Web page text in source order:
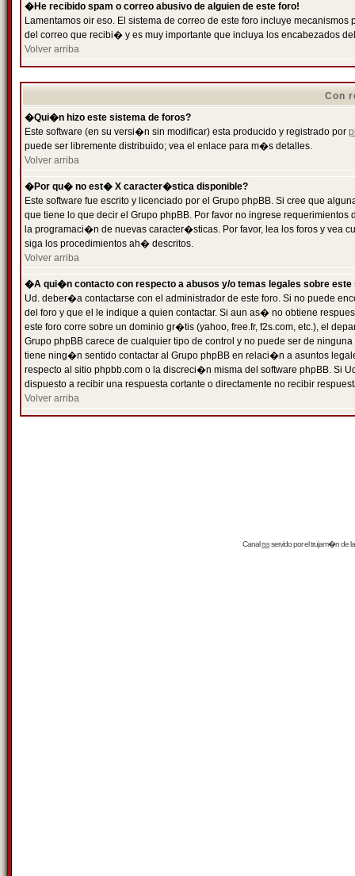
�He recibido spam o correo abusivo de alguien de este foro!
Lamentamos oir eso. El sistema de correo de este foro incluye
del correo que recibi� y es muy importante que incluya los encabezados
Volver arriba
Con
�Qui�n hizo este sistema de foros?
Este software (en su versi�n sin modificar) esta producido y registrado por
puede ser libremente distribuido; vea el enlace para m�s detalles.
Volver arriba
�Por qu� no est� X caracter�stica disponible?
Este software fue escrito y licenciado por el Grupo phpBB. Si cree que
que tiene lo que decir el Grupo phpBB. Por favor no ingrese
la programaci�n de nuevas caracter�sticas. Por favor, lea los foros y vea
siga los procedimientos ah� descritos.
Volver arriba
�A qui�n contacto con respecto a abusos y/o temas legales sobre este
Ud. deber�a contactarse con el administrador de este foro. Si no puede
del foro y que el le indique a quien contactar. Si aun as� no obtiene
este foro corre sobre un dominio gr�tis (yahoo, free.fr, f2s.com, etc.), el
Grupo phpBB carece de cualquier tipo de control y no puede ser de
tiene ning�n sentido contactar al Grupo phpBB en relaci�n a asuntos
respecto al sitio phpbb.com o la discreci�n misma del software phpBB. Si
dispuesto a recibir una respuesta cortante o directamente no recibir
Volver arriba
Canalrssservido por eltrujam�nde